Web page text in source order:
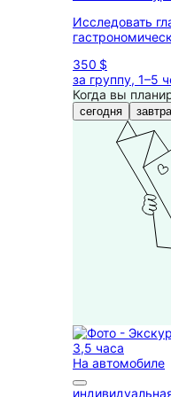
Исследовать
350 $
за группу, 1–5
Когда вы
сегодня завтра
3,5 часа
На автомобиле